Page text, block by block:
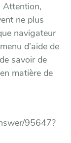
Attention,
ne plus
navigateur
d’aide de
savoir de
matière de
95647?